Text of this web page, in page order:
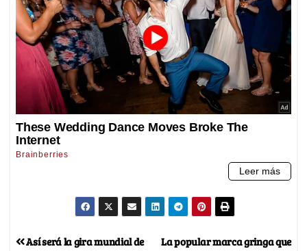
La popular marca gringa que
Así será la gira mundial de